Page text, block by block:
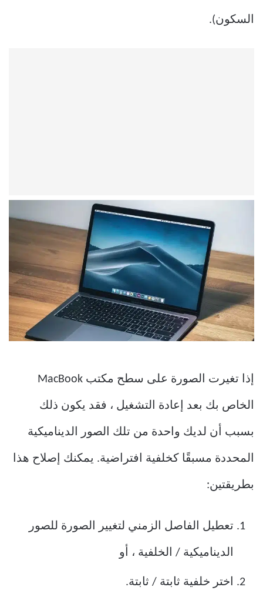
السكون).
إذا تغيرت الصورة على سطح مكتب MacBook
الخاص بك بعد إعادة التشغيل ، فقد يكون ذلك
بسبب أن لديك واحدة من تلك الصور الديناميكية
المحددة مسبقًا كخلفية افتراضية. يمكنك إصلاح هذا
بطريقتين:
تعطيل الفاصل الزمني لتغيير الصورة للصور
الديناميكية / الخلفية ، أو
اختر خلفية ثابتة / ثابتة.